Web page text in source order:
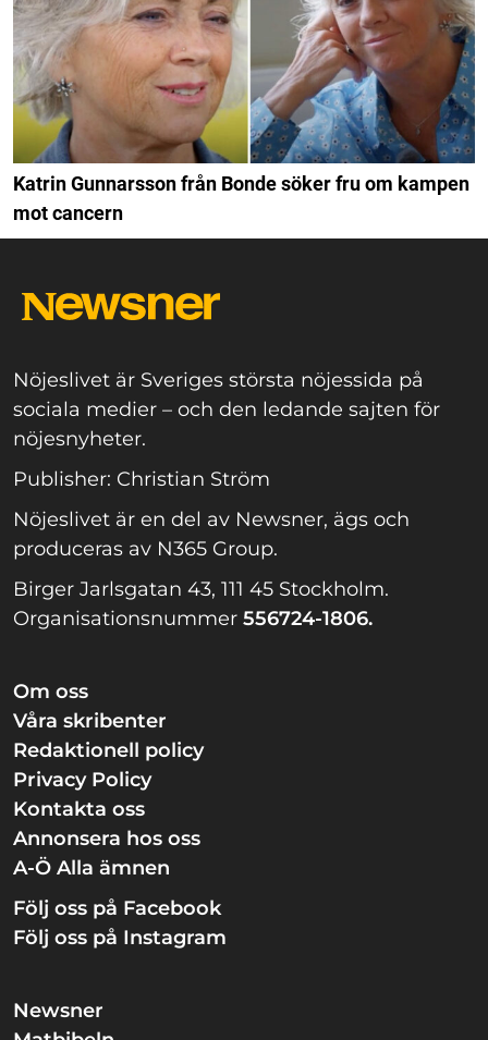
Katrin Gunnarsson från Bonde söker fru om kampen
mot cancern
Nöjeslivet är Sveriges största nöjessida på
sociala medier – och den ledande sajten för
nöjesnyheter.
Publisher: Christian Ström
Nöjeslivet är en del av Newsner, ägs och
produceras av N365 Group.
Birger Jarlsgatan 43, 111 45 Stockholm.
Organisationsnummer 556724-1806.
Om oss
Våra skribenter
Redaktionell policy
Privacy Policy
Kontakta oss
Annonsera hos oss
A-Ö Alla ämnen
Följ oss på Facebook
Följ oss på Instagram
Newsner